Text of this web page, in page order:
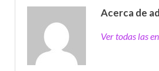
Acerca de
Ver todas las